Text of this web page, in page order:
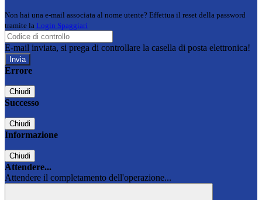
Non hai una e-mail associata al nome utente? Effettua il reset della password
tramite la Login Spaggiari
E-mail inviata, si prega di controllare la casella di posta elettronica!
Errore
Chiudi
Successo
Chiudi
Informazione
Chiudi
Attendere...
Attendere il completamento dell'operazione...